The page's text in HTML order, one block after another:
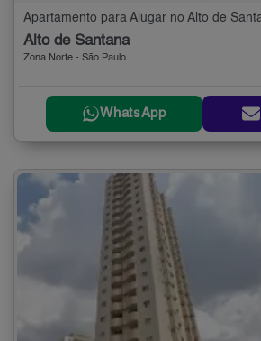
Alto de Santana
Zona Norte - São Paulo
WhatsApp